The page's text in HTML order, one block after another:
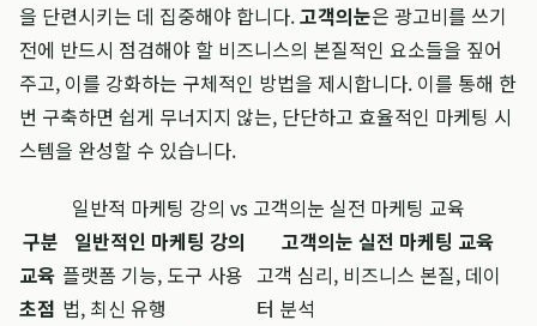
을 단련시키는 데 집중해야 합니다.고객의눈은 광고비를 쓰기
전에 반드시 점검해야 할 비즈니스의 본질적인 요소들을 짚어
주고, 이를 강화하는 구체적인 방법을 제시합니다. 이를 통해 한
번 구축하면 쉽게 무너지지 않는, 단단하고 효율적인 마케팅 시
스템을 완성할 수 있습니다.
일반적 마케팅 강의 vs 고객의눈 실전 마케팅 교육
구분
일반적인 마케팅 강의
고객의눈 실전 마케팅 교육
교육
초점
플랫폼 기능, 도구 사용
법, 최신 유행
고객 심리, 비즈니스 본질, 데이
터 분석